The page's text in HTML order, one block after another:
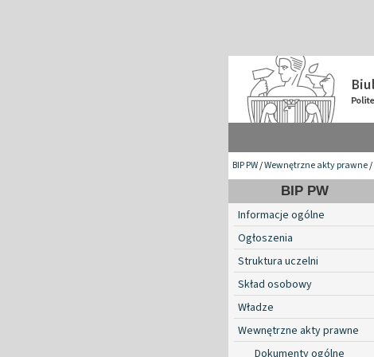
BIP PW/Wewnętrzne akty prawne/
BIP PW
Informacje ogólne
Ogłoszenia
Struktura uczelni
Skład osobowy
Władze
Wewnętrzne akty prawne
Dokumenty ogólne